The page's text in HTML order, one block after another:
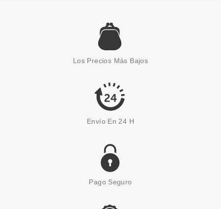
MAYBELLINE
MAYBELLINE COLOR SHOW
ESMALTE DE UÑAS 262 PINK
BOOM 7 ML
0.99€
Los Precios Más Bajos
Envío En 24 H
Pago Seguro